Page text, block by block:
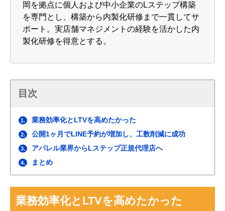
岡を拠点に個人および中小企業のLステップ構築
を専門とし、構築から内製化研修まで一貫してサ
ポート。実店舗マネジメントの経験を活かした内
製化研修を得意とする。
目次
1. 業務効率化とLTVを高めたかった
2. 公開1ヶ月でLINE予約が増加し、工数削減に成功
3. アパレル業界からLステップ正規代理店へ
4. まとめ
業務効率化とLTVを高めたかった